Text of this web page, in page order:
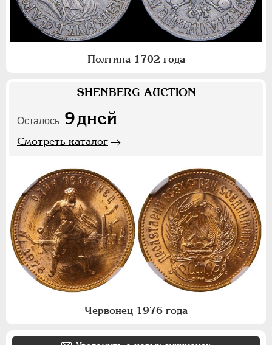
Полтина 1702 года
SHENBERG AUCTION
Осталось 9дней
Смотреть каталог
Червонец 1976 года